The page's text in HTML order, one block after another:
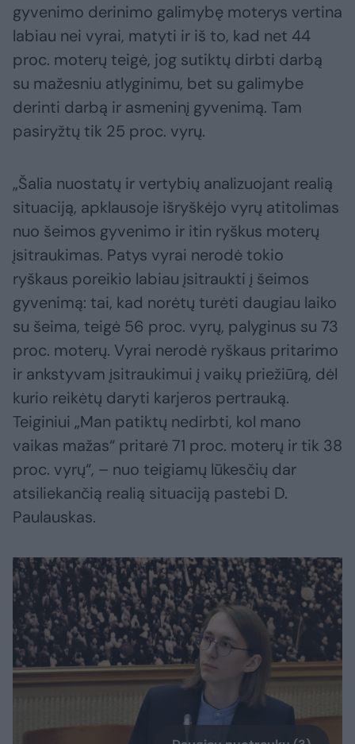
gyvenimo derinimo galimybę moterys vertina
labiau nei vyrai, matyti ir iš to, kad net 44
proc. moterų teigė, jog sutiktų dirbti darbą
su mažesniu atlyginimu, bet su galimybe
derinti darbą ir asmeninį gyvenimą. Tam
pasiryžtų tik 25 proc. vyrų.
„Šalia nuostatų ir vertybių analizuojant realią
situaciją, apklausoje išryškėjo vyrų atitolimas
nuo šeimos gyvenimo ir itin ryškus moterų
įsitraukimas. Patys vyrai nerodė tokio
ryškaus poreikio labiau įsitraukti į šeimos
gyvenimą: tai, kad norėtų turėti daugiau laiko
su šeima, teigė 56 proc. vyrų, palyginus su 73
proc. moterų. Vyrai nerodė ryškaus pritarimo
ir ankstyvam įsitraukimui į vaikų priežiūrą, dėl
kurio reikėtų daryti karjeros pertrauką.
Teiginiui „Man patiktų nedirbti, kol mano
vaikas mažas“ pritarė 71 proc. moterų ir tik 38
proc. vyrų“, – nuo teigiamų lūkesčių dar
atsiliekančią realią situaciją pastebi D.
Paulauskas.